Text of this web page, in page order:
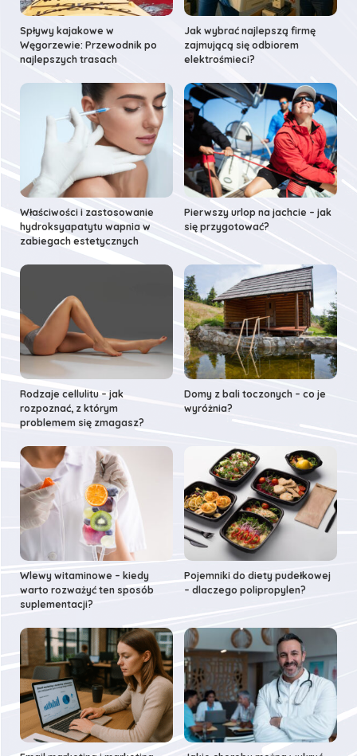
Spływy kajakowe w
Węgorzewie: Przewodnik po
najlepszych trasach
Jak wybrać najlepszą firmę
zajmującą się odbiorem
elektrośmieci?
Właściwości i zastosowanie
hydroksyapatytu wapnia w
zabiegach estetycznych
Pierwszy urlop na jachcie – jak
się przygotować?
Rodzaje cellulitu – jak
rozpoznać, z którym
problemem się zmagasz?
Domy z bali toczonych – co je
wyróżnia?
Wlewy witaminowe – kiedy
warto rozważyć ten sposób
suplementacji?
Pojemniki do diety pudełkowej
– dlaczego polipropylen?